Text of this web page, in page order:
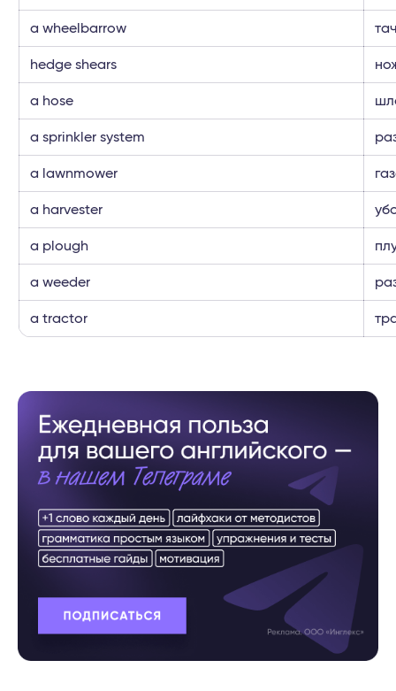
a wheelbarrow
hedge shears
a hose
a sprinkler system
a lawnmower
a harvester
a plough
a weeder
a tractor